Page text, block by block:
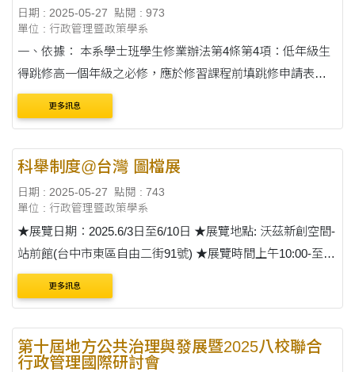
日期 : 2025-05-27
點閱 : 973
單位 : 行政管理暨政策學系
一、依據： 本系學士班學生修業辦法第4條第4項：低年級生
得跳修高一個年級之必修，應於修習課程前填跳修申請表並
敘明理由，經授課老師同意後，送系備查。 二、適用對象：
低年級生想....
更多訊息
科舉制度@台灣 圖檔展
日期 : 2025-05-27
點閱 : 743
單位 : 行政管理暨政策學系
★展覽日期：2025.6/3日至6/10日 ★展覽地點: 沃茲新創空間-
站前館(台中市東區自由二街91號) ★展覽時間上午10:00-至下
午17:00(專人服務，索取紀念品) ★<金榜杯墊>限量400個
▓6/7日下午15:00辦理 展覽歡....
更多訊息
第十屆地方公共治理與發展暨2025八校聯合
行政管理國際研討會